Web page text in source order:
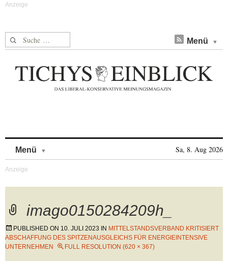
Suche nach: Menü
Menü Sa, 8. Aug 2026
imago0150284209h_
PUBLISHED ON 10. JULI 2023 IN MITTELSTANDSVERBAND KRITISIERT
ABSCHAFFUNG DES SPITZENAUSGLEICHS FÜR ENERGIEINTENSIVE
UNTERNEHMEN
FULL RESOLUTION (620 × 367)